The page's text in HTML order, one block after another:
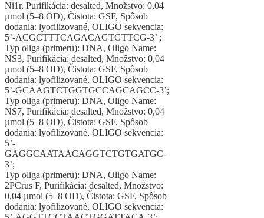
Ni1r, Purifikácia: desalted, Množstvo: 0,04
µmol (5–8 OD), Čistota: GSF, Spôsob
dodania: lyofilizované, OLIGO sekvencia:
5’-ACGCTTTCAGACAGTGTTCG-3’ ;
Typ oliga (primeru): DNA, Oligo Name:
NS3, Purifikácia: desalted, Množstvo: 0,04
µmol (5–8 OD), Čistota: GSF, Spôsob
dodania: lyofilizované, OLIGO sekvencia:
5’-GCAAGTCTGGTGCCAGCAGCC-3’;
Typ oliga (primeru): DNA, Oligo Name:
NS7, Purifikácia: desalted, Množstvo: 0,04
µmol (5–8 OD), Čistota: GSF, Spôsob
dodania: lyofilizované, OLIGO sekvencia:
5’-
GAGGCAATAACAGGTCTGTGATGC-
3’;
Typ oliga (primeru): DNA, Oligo Name:
2PCrus F, Purifikácia: desalted, Množstvo:
0,04 µmol (5–8 OD), Čistota: GSF, Spôsob
dodania: lyofilizované, OLIGO sekvencia: